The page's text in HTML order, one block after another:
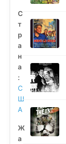
С
т
р
а
н
а
:
С
Ш
А
Ж
а